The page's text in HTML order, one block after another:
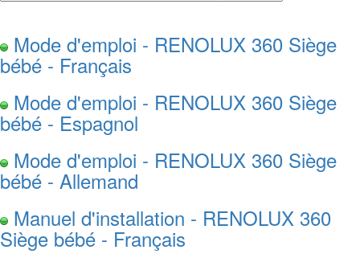
Mode d'emploi - RENOLUX 360 Siège
bébé - Français
Mode d'emploi - RENOLUX 360 Siège
bébé - Espagnol
Mode d'emploi - RENOLUX 360 Siège
bébé - Allemand
Manuel d'installation - RENOLUX 360
Siège bébé - Français